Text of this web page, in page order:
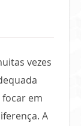
vezes
em
A